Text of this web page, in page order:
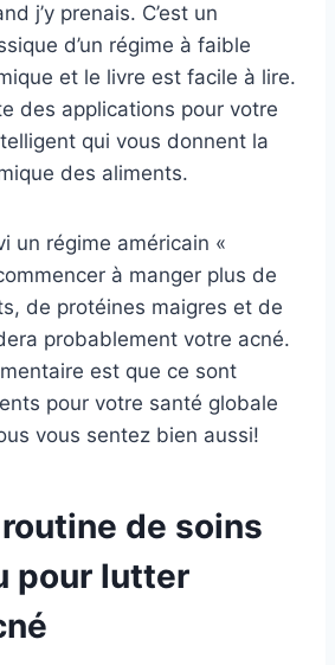
j’y prenais. C’est un
d’un régime à faible
et le livre est facile à lire.
des applications pour votre
qui vous donnent la
des aliments.
un régime américain «
à manger plus de
de protéines maigres et de
probablement votre acné.
est que ce sont
pour votre santé globale
vous sentez bien aussi!
de soins
pour lutter